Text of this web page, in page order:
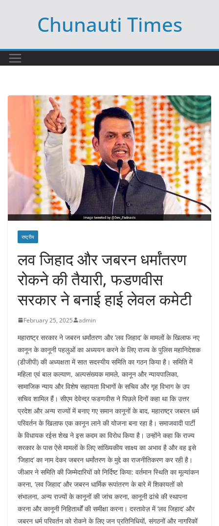
Chunauti Times
राष्ट्रीय
लव जिहाद और जबरन धर्मांतरण
रोकने की तैयारी, फडणवीस
सरकार ने बनाई हाई लेवल कमेटी
February 25, 2025 admin
महाराष्ट्र सरकार ने जबरन धर्मांतरण और ‘लव जिहाद’ के मामलों के खिलाफ नए
कानून के कानूनी पहलुओं का अध्ययन करने के लिए राज्य के पुलिस महानिदेशक
(डीजीपी) की अध्यक्षता में सात सदस्यीय समिति का गठन किया है। समिति में
महिला एवं बाल कल्याण, अल्पसंख्यक मामले, कानून और न्यायपालिका,
सामाजिक न्याय और विशेष सहायता विभागों के सचिव और गृह विभाग के उप
सचिव शामिल हैं। सीएम देवेन्द्र फडणवीस ने पिछले दिनों कहा था कि उत्तर
प्रदेश और अन्य राज्यों में बनाए गए समान कानूनों के बाद, महाराष्ट्र जबरन धर्म
परिवर्तन के खिलाफ एक कानून लाने की योजना बना रहा है। समाजवादी पार्टी
के विधायक रईस शेख ने इस कदम का विरोध किया है। उन्होंने कहा कि राज्य
सरकार के पास ऐसे मामलों के लिए सांख्यिकीय साक्ष्य का अभाव है और वह इसे
‘जिहाद’ का नाम देकर जबरन धर्मांतरण के मुद्दे का राजनीतिकरण कर रही है।
जीआर ने समिति की जिम्मेदारियों को निर्दिष्ट किया: वर्तमान स्थिति का मूल्यांकन
करना, ‘लव जिहाद’ और जबरन धार्मिक रूपांतरण के बारे में शिकायतों को
संभालना, अन्य राज्यों के कानूनों की जांच करना, कानूनी ढांचे की स्थापना
करना और कानूनी निहितार्थों की समीक्षा करना। दस्तावेज़ में ‘लव जिहाद’ और
जबरन धर्म परिवर्तन को रोकने के लिए जन प्रतिनिधियों, संगठनों और नागरिकों